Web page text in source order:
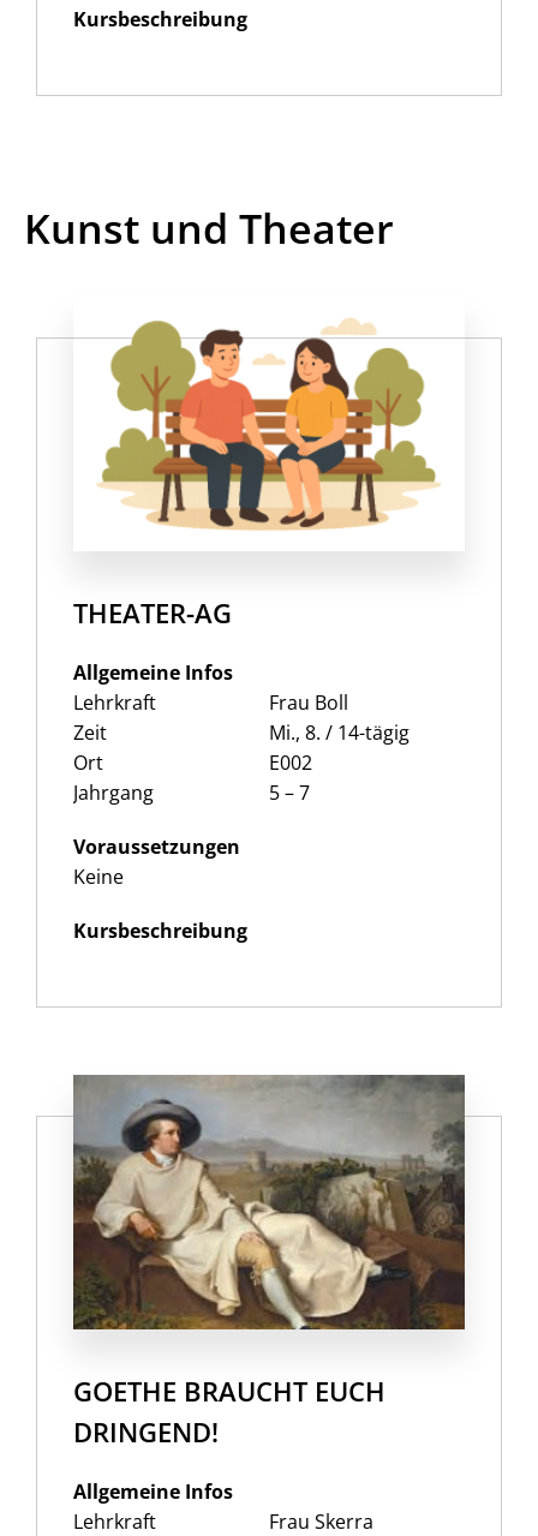
Kursbeschreibung
Kunst und Theater
THEATER-AG
Allgemeine Infos
Lehrkraft
Zeit
Ort
Jahrgang
Frau Boll
Mi., 8. / 14-tägig
E002
5 – 7
Voraussetzungen
Keine
Kursbeschreibung
GOETHE BRAUCHT EUCH
DRINGEND!
Allgemeine Infos
Lehrkraft
Frau Skerra